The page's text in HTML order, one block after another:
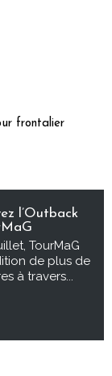
frontalier
l’Outback
TourMaG
de plus de
à travers...